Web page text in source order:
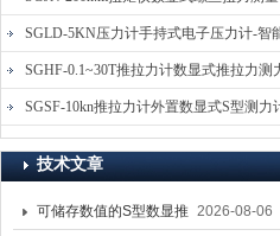
仪-螺栓扭力矩测试仪
SGLD-5KN压力计手持式电子压力计-智
电子式压力测力计
SGHF-0.1~30T推拉力计数显式推拉力测
计-数字拉压力双向测力仪
SGSF-10kn推拉力计外置数显式S型测力
手持连线式拉压力计
技术文章
可储存数值的S型数显推 2026-08-06